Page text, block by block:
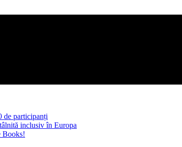
de participanți
inclusiv în Europa
Books!